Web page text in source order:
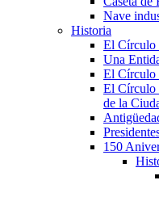
Nave
Historia
El Círculo
Una
El
El Círculo
de la
150